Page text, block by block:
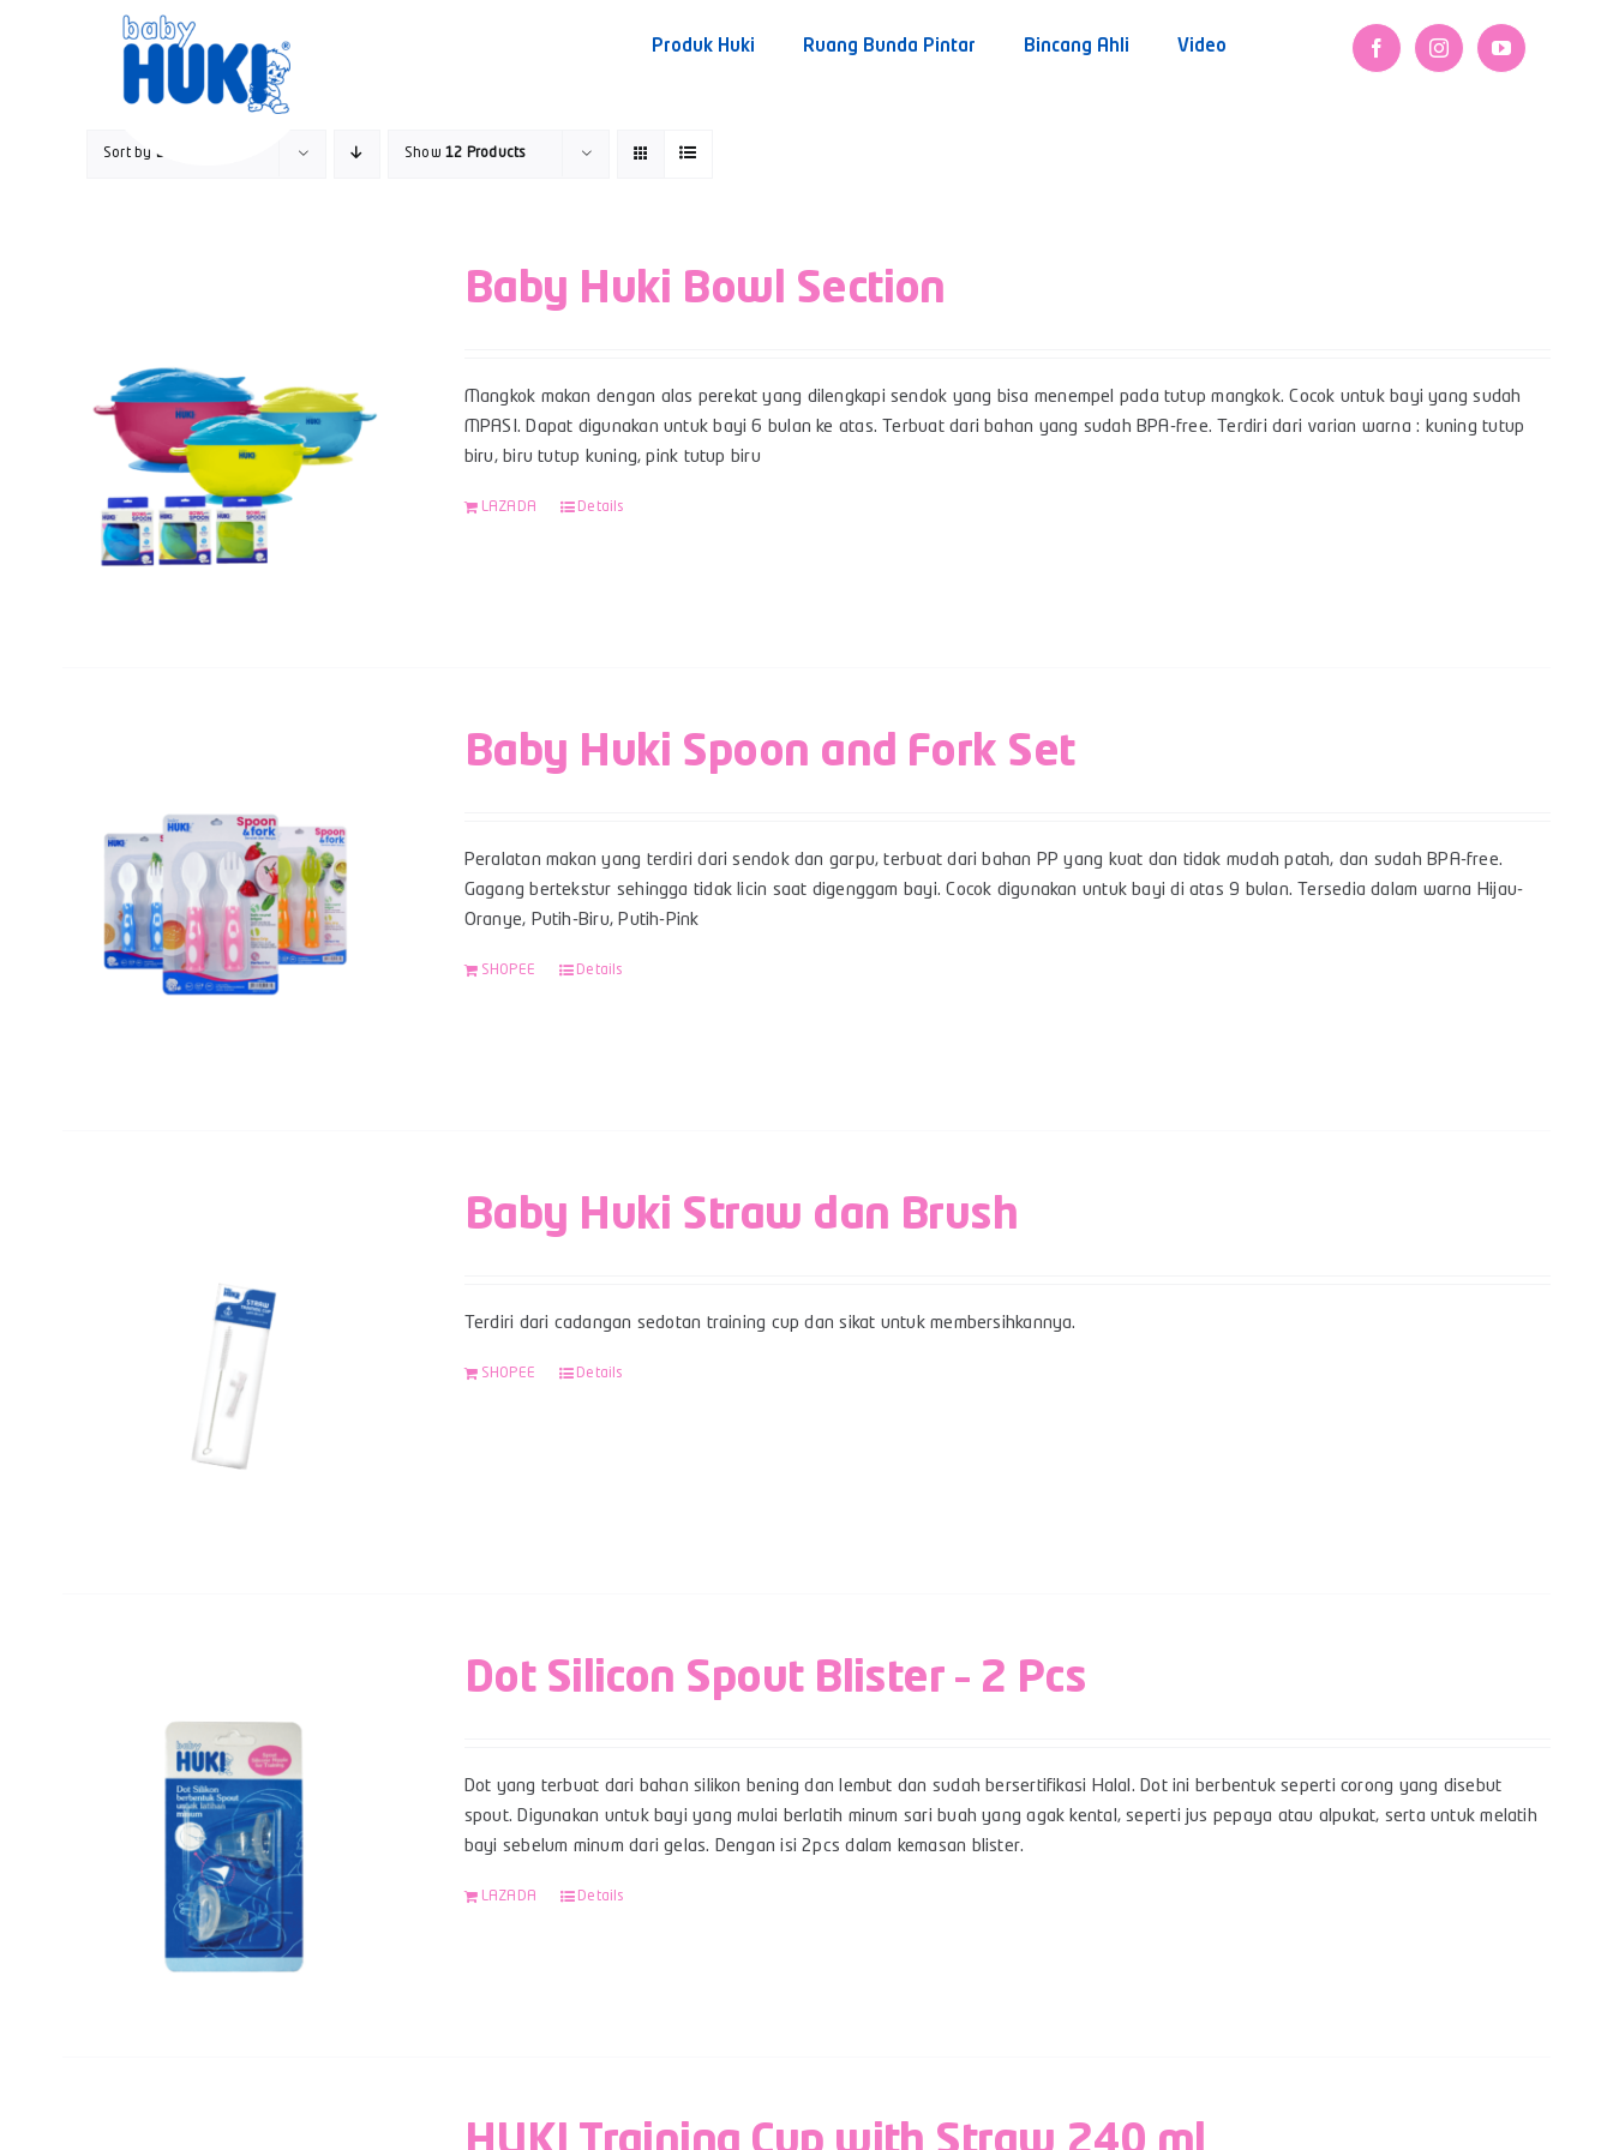
Produk Huki Ruang Bunda Pintar Bincang Ahli Video
Sort by Default Order Show12 Products
Baby Huki Bowl Section
Mangkok makan dengan alas perekat yang dilengkapi sendok yang bisa menempel pada tutup mangkok. Cocok untuk bayi yang sudah
MPASI. Dapat digunakan untuk bayi 6 bulan ke atas. Terbuat dari bahan yang sudah BPA-free. Terdiri dari varian warna : kuning tutup
biru, biru tutup kuning, pink tutup biru
LAZADA Details
Baby Huki Spoon and Fork Set
Peralatan makan yang terdiri dari sendok dan garpu, terbuat dari bahan PP yang kuat dan tidak mudah patah, dan sudah BPA-free.
Gagang bertekstur sehingga tidak licin saat digenggam bayi. Cocok digunakan untuk bayi di atas 9 bulan. Tersedia dalam warna Hijau-
Oranye, Putih-Biru, Putih-Pink
SHOPEE Details
Baby Huki Straw dan Brush
Terdiri dari cadangan sedotan training cup dan sikat untuk membersihkannya.
SHOPEE Details
Dot Silicon Spout Blister – 2 Pcs
Dot yang terbuat dari bahan silikon bening dan lembut dan sudah bersertifikasi Halal. Dot ini berbentuk seperti corong yang disebut
spout. Digunakan untuk bayi yang mulai berlatih minum sari buah yang agak kental, seperti jus pepaya atau alpukat, serta untuk melatih
bayi sebelum minum dari gelas. Dengan isi 2pcs dalam kemasan blister.
LAZADA Details